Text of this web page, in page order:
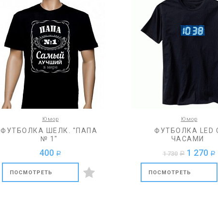
Юмор
ФУТБОЛКА ШЕЛК. "ПАПА
№ 1"
400 a
ПОСМОТРЕТЬ
Юмор
ФУТБОЛКА LED
ЧАСАМИ
1 730 a 1 270 a
ПОСМОТРЕТЬ